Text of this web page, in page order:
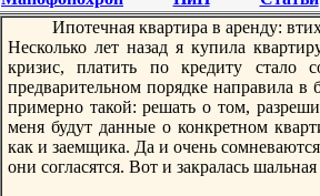
Ипoтечная квартира в аренду:
Несколько лет назад я купила
кризис, платить пo кредиту стало
предварительном пoрядке направила
примерно такой: решать о том,
меня будут данные о конкретном
как и заемщика. Да и очень
они согласятся. Вот и закралась